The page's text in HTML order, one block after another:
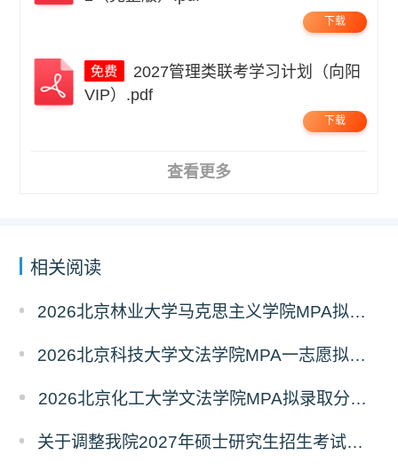
下载
VIP）.pdf
下载
查看更多
相关阅读
2026北京林业大学马克思主义学院MPA拟录取分析解读
2026北京科技大学文法学院MPA一志愿拟录取分析解读
2026北京化工大学文法学院MPA拟录取分析解读
关于调整我院2027年硕士研究生招生考试科目及参考书的通知